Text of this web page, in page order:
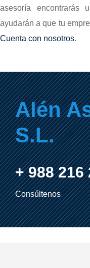
asesoría encontrarás
ayudarán a que tu
Cuenta con nosotros.
Alén
S.L.
+ 988 216
Consúltenos